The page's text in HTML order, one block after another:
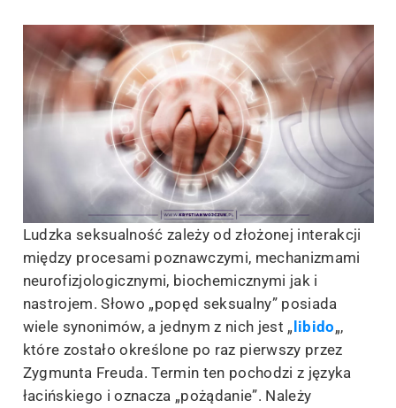
Ludzka seksualność zależy od złożonej interakcji
między procesami poznawczymi, mechanizmami
neurofizjologicznymi, biochemicznymi jak i
nastrojem. Słowo „popęd seksualny” posiada
wiele synonimów, a jednym z nich jest „libido„,
które zostało określone po raz pierwszy przez
Zygmunta Freuda. Termin ten pochodzi z języka
łacińskiego i oznacza „pożądanie”. Należy